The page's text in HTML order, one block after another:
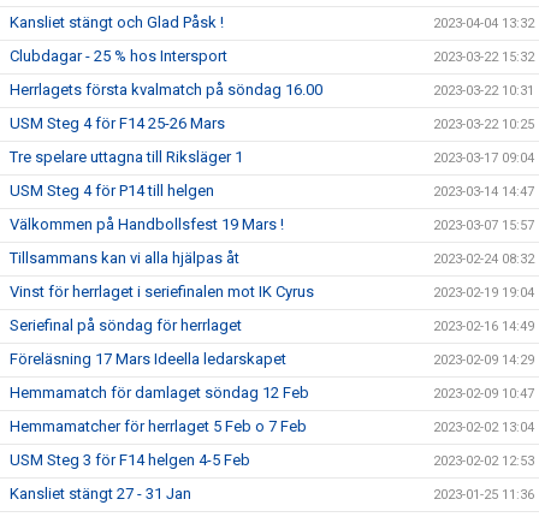
Kansliet stängt och Glad Påsk ! 2023-04-04 13:32
Clubdagar - 25 % hos Intersport 2023-03-22 15:32
Herrlagets första kvalmatch på söndag 16.00 2023-03-22 10:31
USM Steg 4 för F14 25-26 Mars 2023-03-22 10:25
Tre spelare uttagna till Riksläger 1 2023-03-17 09:04
USM Steg 4 för P14 till helgen 2023-03-14 14:47
Välkommen på Handbollsfest 19 Mars ! 2023-03-07 15:57
Tillsammans kan vi alla hjälpas åt 2023-02-24 08:32
Vinst för herrlaget i seriefinalen mot IK Cyrus 2023-02-19 19:04
Seriefinal på söndag för herrlaget 2023-02-16 14:49
Föreläsning 17 Mars Ideella ledarskapet 2023-02-09 14:29
Hemmamatch för damlaget söndag 12 Feb 2023-02-09 10:47
Hemmamatcher för herrlaget 5 Feb o 7 Feb 2023-02-02 13:04
USM Steg 3 för F14 helgen 4-5 Feb 2023-02-02 12:53
Kansliet stängt 27 - 31 Jan 2023-01-25 11:36